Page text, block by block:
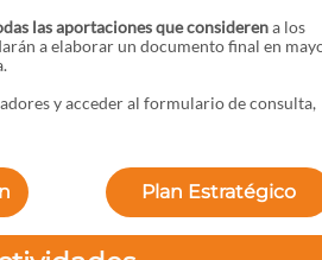
las aportaciones que considerena los
a elaborar un documento final en
y acceder al formulario de consulta,
Plan Estratégico